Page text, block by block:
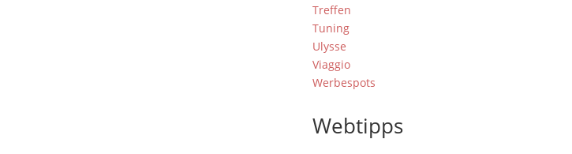
Treffen
Tuning
Ulysse
Viaggio
Werbespots
Webtipps